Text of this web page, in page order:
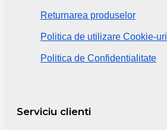
Returnarea produselor
Politica de utilizare Cookie-uri
Politica de Confidentialitate
Serviciu clienti